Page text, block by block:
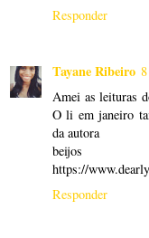
Responder
Tayane Ribeiro
Amei as leituras
O li em janeiro
da autora
beijos
https://
Responder